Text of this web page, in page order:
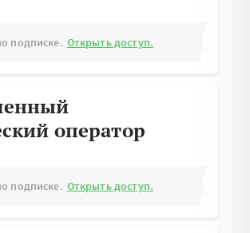
подписке. Открыть доступ.
оператор
подписке. Открыть доступ.